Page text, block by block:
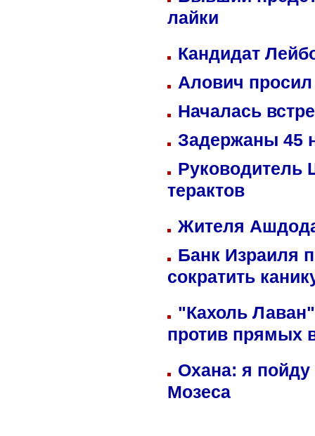
лайки
Кандидат
Алович просил
Началась
Задержаны 45
Руководитель
терактов
Жителя
Банк Израиля
сократить
"Кахоль
против прямых
Охана: я пойду
Мозеса